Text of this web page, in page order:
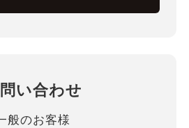
い合わせ
般のお客様